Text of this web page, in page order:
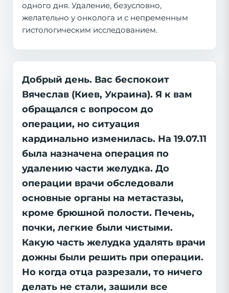
одного дня. Удаление, безусловно,
желательно у онколога и с непременным
гистологическим исследованием.
Добрый день. Вас беспокоит
Вячеслав (Киев, Украина). Я к вам
обращался с вопросом до
операции, но ситуация
кардинально изменилась. На 19.07.11
была назначена операция по
удалению части желудка. До
операции врачи обследовали
основные органы на метастазы,
кроме брюшной полости. Печень,
почки, легкие были чистыми.
Какую часть желудка удалять врачи
дожны были решить при операции.
Но когда отца разрезали, то ничего
делать не стали, зашили все